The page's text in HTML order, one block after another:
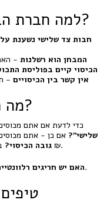
למה חברת הביטוח טועה (או מטעה)?
חבות צד שלישי נשענת על
המבחן הוא רשלנות -
הכיסוי קיים בפוליסת
אין קשר בין הכיסויים -
מה כן צריך לבדוק בפוליסה?
כדי לדעת אם אתם
שלישי"? אם כן - אתם
גובה הכיסוי? בדרך כלל זה בין 250,000 ₪ ל-1,000,000 ₪.
האם יש חריגיםלפעמים יש חריגים ספציפיים שכדאי לבדוק.